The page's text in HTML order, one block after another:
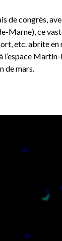
de congrès,
Marne), ce
etc. abrite en
l’espace
de mars.